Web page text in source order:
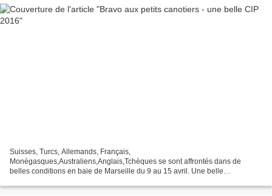
Suisses, Turcs, Allemands, Français,
Monégasques,Australiens,Anglais,Tchèques se sont affrontés dans de
belles conditions en baie de Marseille du 9 au 15 avril. Une belle
assuré...